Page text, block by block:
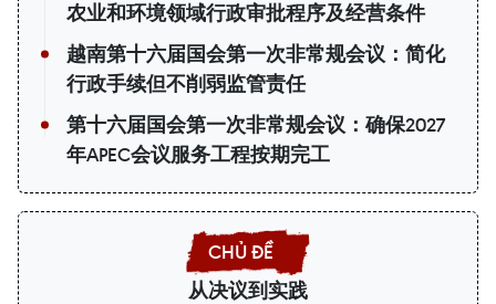
农业和环境领域行政审批程序及经营条件
越南第十六届国会第一次非常规会议：简化
行政手续但不削弱监管责任
第十六届国会第一次非常规会议：确保2027
年APEC会议服务工程按期完工
从决议到实践